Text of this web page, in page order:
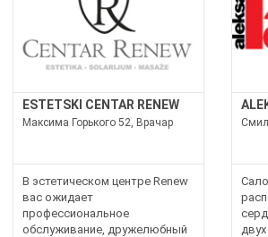
ESTETSKI CENTAR RENEW
Максима Горького 52, Врачар
В эстетическом центре Renew
вас ожидает
профессиональное
обслуживание, дружелюбный